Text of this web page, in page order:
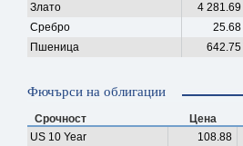
Злато
4 281.69
Сребро
25.68
Пшеница
642.75
Фючърси на облигации
Срочност Цена
US 10 Year
108.88